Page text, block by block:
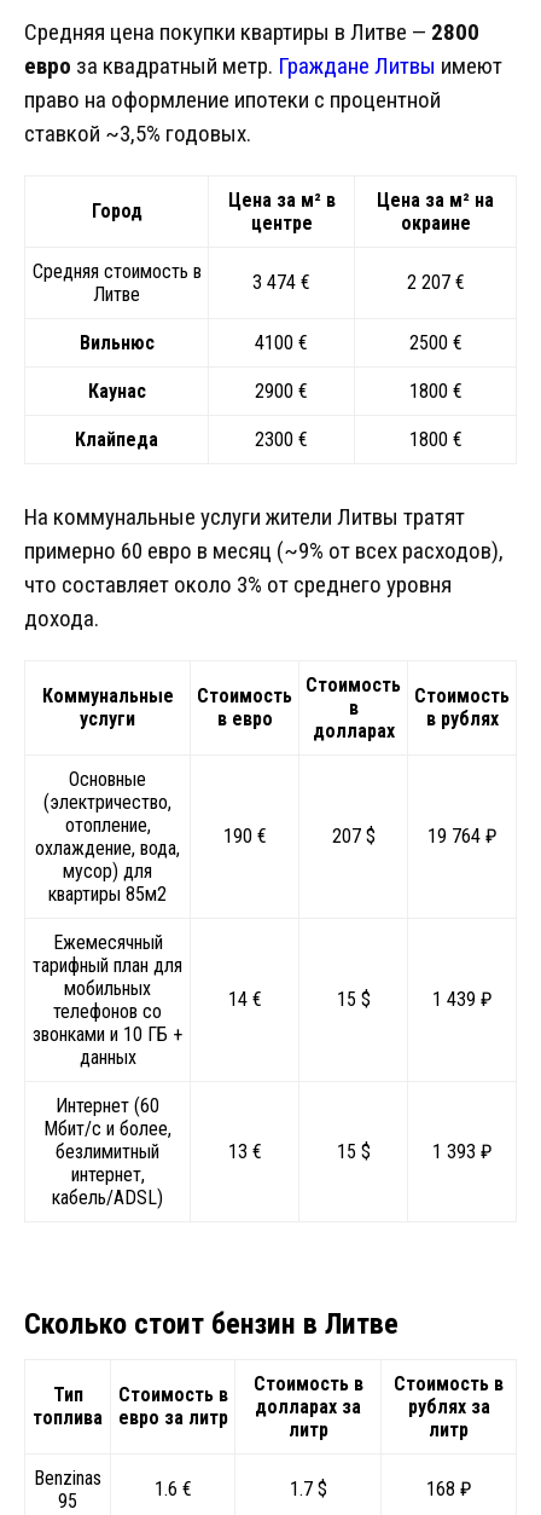
Средняя цена покупки квартиры в Литве — 2800
евро за квадратный метр. Граждане Литвы имеют
право на оформление ипотеки с процентной
ставкой ~3,5% годовых.
Город
Цена за м² в
центре
Цена за м² на
окраине
Средняя стоимость в
Литве
3 474 € 2 207 €
Вильнюс 4100 € 2500 €
Каунас 2900 € 1800 €
Клайпеда 2300 € 1800 €
На коммунальные услуги жители Литвы тратят
примерно 60 евро в месяц (~9% от всех расходов),
что составляет около 3% от среднего уровня
дохода.
Коммунальные
услуги
Стоимость
в евро
Стоимость
в
долларах
Стоимость
в рублях
Основные
(электричество,
отопление,
охлаждение, вода,
мусор) для
квартиры 85м2
190 € 207 $ 19 764 ₽
Ежемесячный
тарифный план для
мобильных
телефонов со
звонками и 10 ГБ +
данных
14 € 15 $ 1 439 ₽
Интернет (60
Мбит/с и более,
безлимитный
интернет,
кабель/ADSL)
13 € 15 $ 1 393 ₽
Сколько стоит бензин в Литве
Тип
топлива
Стоимость в
евро за литр
Стоимость в
долларах за
литр
Стоимость в
рублях за
литр
Benzinas
95
1.6 € 1.7 $ 168 ₽